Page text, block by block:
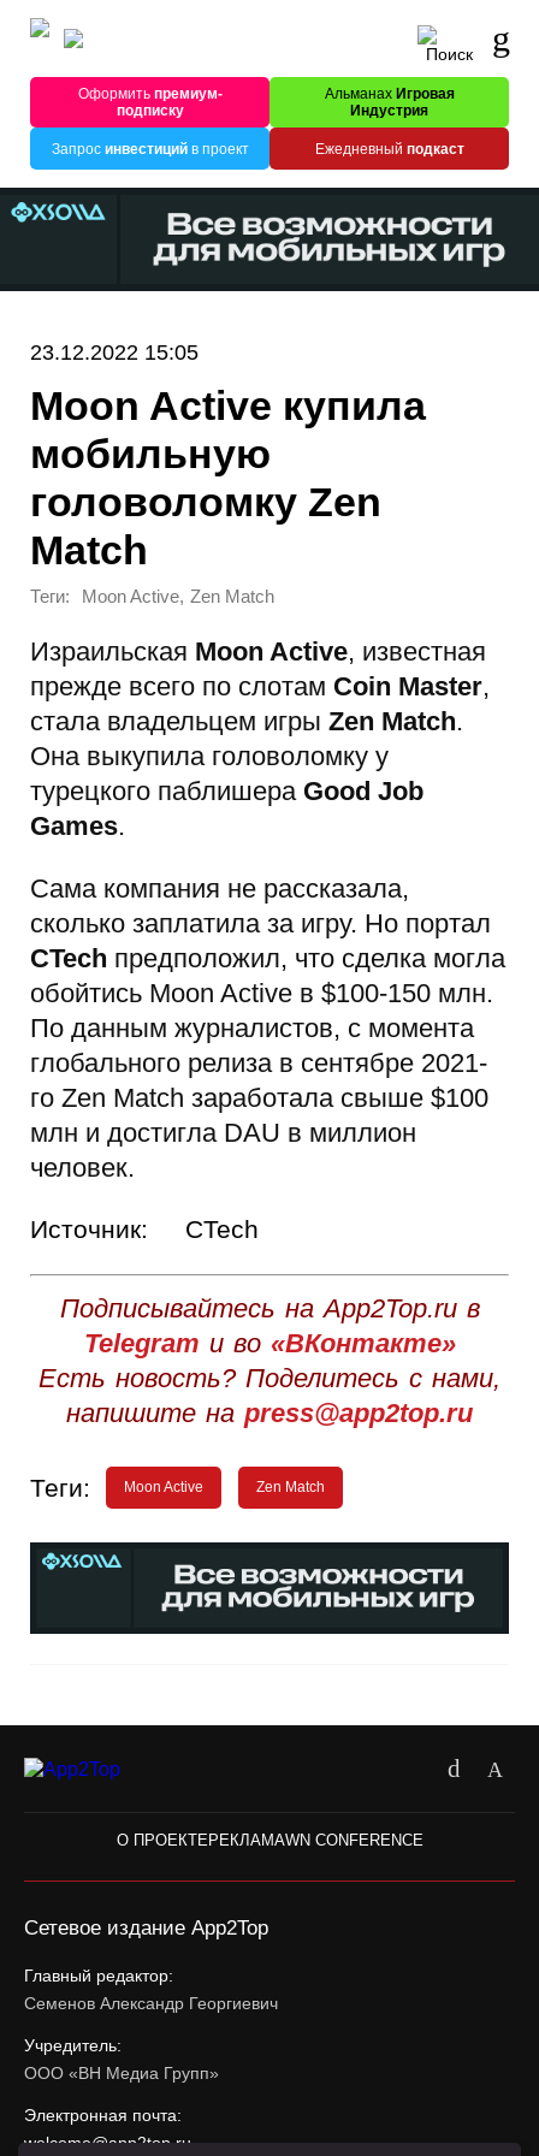
Оформитьпремиум-
подписку
Альманах Игровая
Индустрия
Запрос инвестицийв проект Ежедневный подкаст
23.12.2022 15:05
Moon Active купила
мобильную
головоломку Zen
Match
Теги: Moon Active, Zen Match
Израильская Moon Active, известная
прежде всего по слотам Coin Master,
стала владельцем игры Zen Match.
Она выкупила головоломку у
турецкого паблишера Good Job
Games.
Сама компания не рассказала,
сколько заплатила за игру. Но портал
CTech предположил, что сделка могла
обойтись Moon Active в $100-150 млн.
По данным журналистов, с момента
глобального релиза в сентябре 2021-
го Zen Match заработала свыше $100
млн и достигла DAU в миллион
человек.
Источник: CTech
Подписывайтесь на App2Top.ru в
Telegram и во «ВКонтакте»
Есть новость? Поделитесь с нами,
напишите на press@app2top.ru
Теги: Moon Active Zen Match
О ПРОЕКТЕРЕКЛАМАWN CONFERENCE
Сетевое издание App2Top
Главный редактор:
Семенов Александр Георгиевич
Учредитель:
ООО «ВН Медиа Групп»
Электронная почта:
welcome@app2top.ru